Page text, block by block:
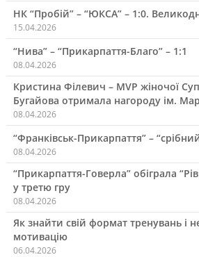
НК “Пробій” – “ЮКСА” – 1:0.
15.04.2026
“Нива” – “Прикарпаття-Благо” – 1:1
08.04.2026
Кристина Філевич – MVP жіночої
Бугайова отримала нагороду ім.
08.04.2026
“Франківськ-Прикарпаття” –
08.04.2026
“Прикарпаття-Говерла” обіграла
у третю гру
08.04.2026
Як знайти свій формат тренувань і
мотивацію
06.04.2026